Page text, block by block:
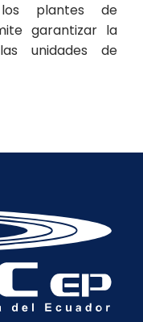
plantes de
garantizar la
unidades de